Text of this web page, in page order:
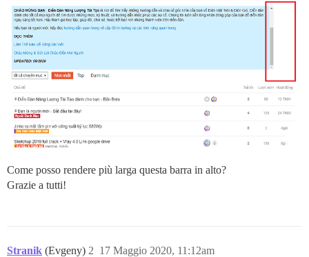
Come posso rendere più larga questa barra in alto?
Grazie a tutti!
Stranik (Evgeny) 17 Maggio 2020, 11:12am
2